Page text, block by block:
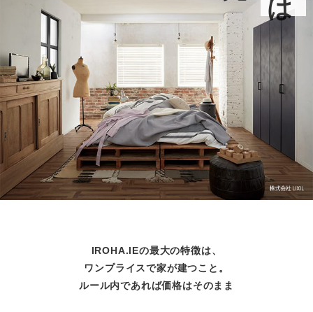
IROHA.IEの最大の特徴は、
ワンプライスで家が建つこと。
ルール内であれば価格はそのまま